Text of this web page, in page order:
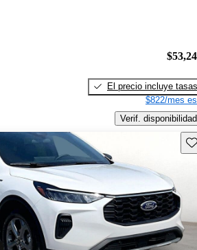
El precio incluye tasas
$822/mes
Verif. disponibilidad